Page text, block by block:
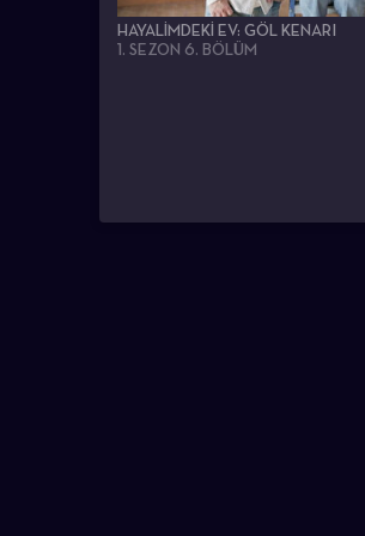
HAYALIMDEKI EV: GÖL KENARI
1. SEZON 6. BÖLÜM